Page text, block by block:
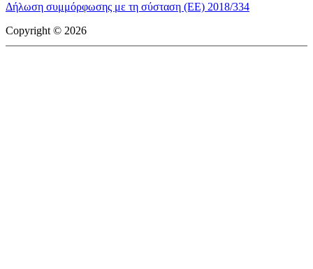
Δήλωση συμμόρφωσης με τη σύσταση (ΕΕ) 2018/334
Copyright © 2026